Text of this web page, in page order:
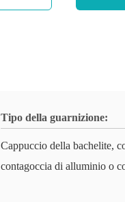
Tipo della guarnizione:
Cappuccio della bachelite,
contagoccia di alluminio o